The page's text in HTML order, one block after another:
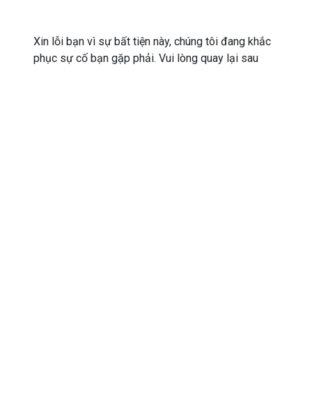
Xin lỗi bạn vì sự bất tiện này, chúng tôi đang khắc
phục sự cố bạn gặp phải. Vui lòng quay lại sau